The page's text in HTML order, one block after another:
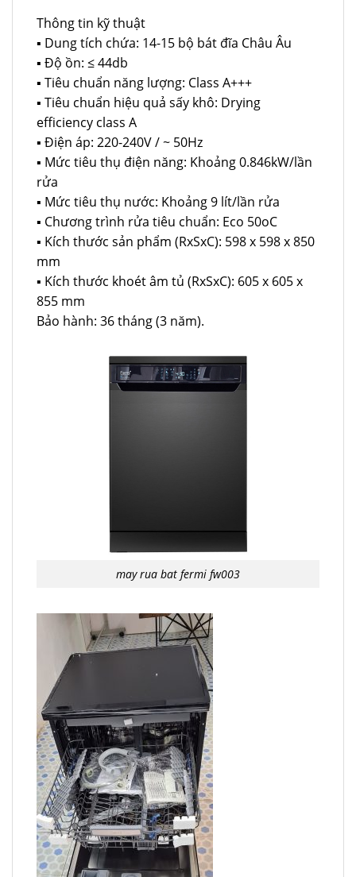
Thông tin kỹ thuật
▪ Dung tích chứa: 14-15 bộ bát đĩa Châu Âu
▪ Độ ồn: ≤ 44db
▪ Tiêu chuẩn năng lượng: Class A+++
▪ Tiêu chuẩn hiệu quả sấy khô: Drying
efficiency class A
▪ Điện áp: 220-240V / ~ 50Hz
▪ Mức tiêu thụ điện năng: Khoảng 0.846kW/lần
rửa
▪ Mức tiêu thụ nước: Khoảng 9 lít/lần rửa
▪ Chương trình rửa tiêu chuẩn: Eco 50oC
▪ Kích thước sản phẩm (RxSxC): 598 x 598 x 850
mm
▪ Kích thước khoét âm tủ (RxSxC): 605 x 605 x
855 mm
Bảo hành: 36 tháng (3 năm).
may rua bat fermi fw003